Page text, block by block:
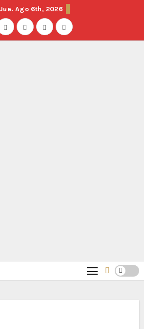
Jue. Ago 6th, 2026
de herramientas